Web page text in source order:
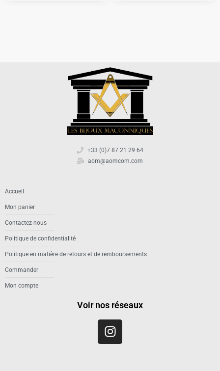
+33 (0)7 87 21 29 64
aom@aomcom.com
Accueil
Mon panier
Contactez-nous
Politique de confidentialité
Politique en matière de retours et de remboursements
Commander
Mon compte
Voir nos réseaux